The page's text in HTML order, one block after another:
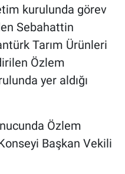
kurulunda görev
Sebahattin
Tarım Ürünleri
Özlem
yer aldığı
Özlem
Başkan Vekili